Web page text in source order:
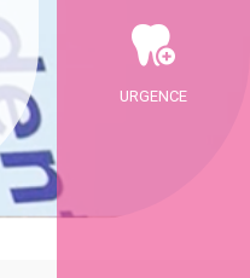
URGENCE